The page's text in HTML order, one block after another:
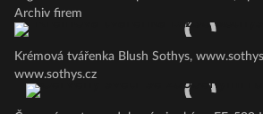
Archiv firem
Krémová tvářenka Blush Sothys,
www.sothys.cz